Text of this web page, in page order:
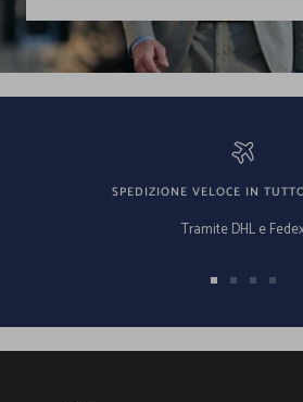
SPEDIZIONE VELOCE IN
Tramite DHL e
Vai Vai Vai Vai